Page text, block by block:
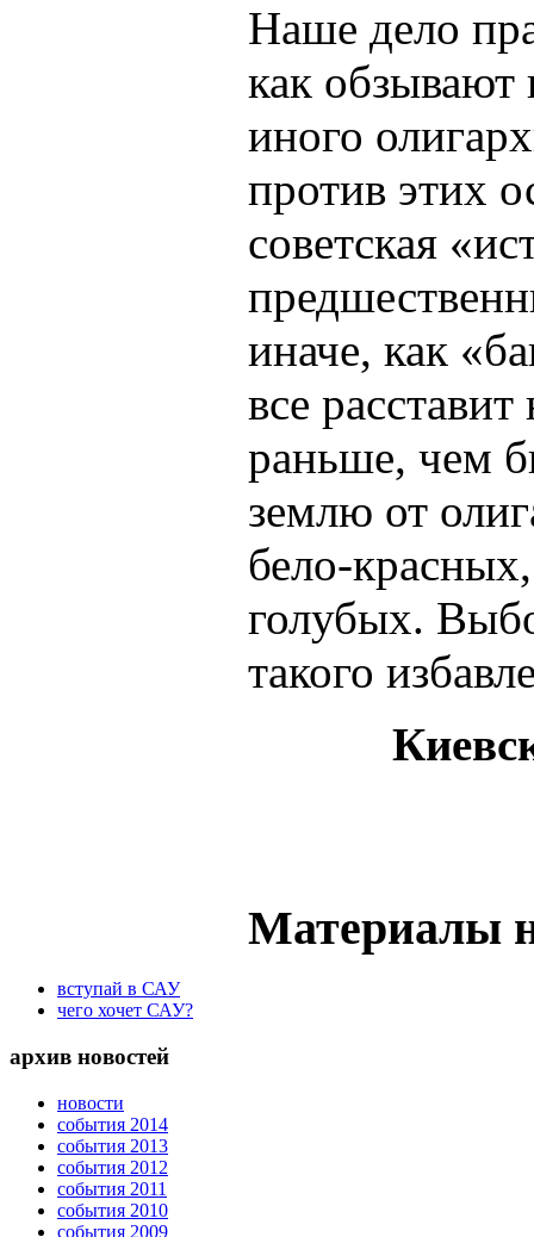
Наше дело
как
иного
против этих
советская
иначе, как
все
раньше, чем
землю от
бело-
голубых.
такого
Материалы
вступай в САУ
чего хочет САУ?
архив новостей
новости
события 2014
события 2013
события 2012
события 2011
события 2010
события 2009